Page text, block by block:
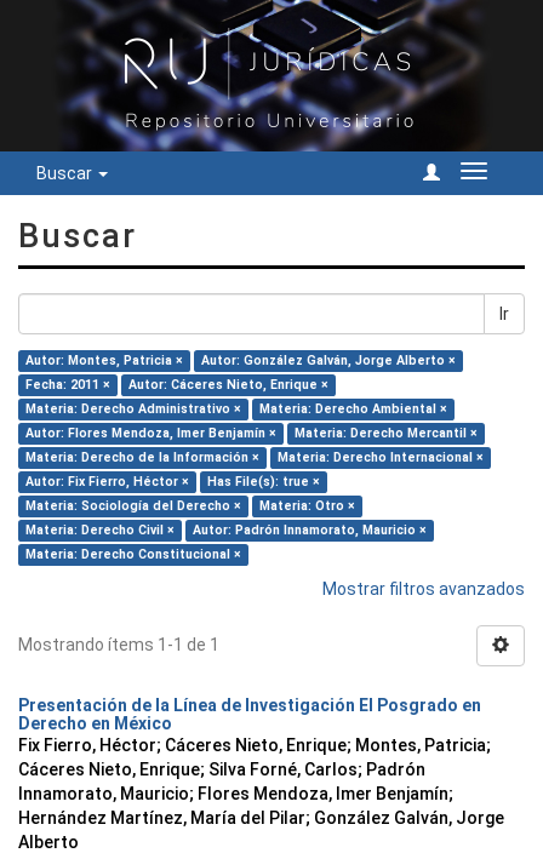
Buscar
Cambiar
Buscar
Ir
Autor: Montes, Patricia ×
Autor: González Galván, Jorge Alberto ×
Fecha: 2011 ×
Autor: Cáceres Nieto, Enrique ×
Materia: Derecho Administrativo ×
Materia: Derecho Ambiental ×
Autor: Flores Mendoza, Imer Benjamín ×
Materia: Derecho Mercantil ×
Materia: Derecho de la Información ×
Materia: Derecho Internacional ×
Autor: Fix Fierro, Héctor ×
Has File(s): true ×
Materia: Sociología del Derecho ×
Materia: Otro ×
Materia: Derecho Civil ×
Autor: Padrón Innamorato, Mauricio ×
Materia: Derecho Constitucional ×
Mostrar filtros avanzados
Mostrando ítems 1-1 de 1
Presentación de la Línea de Investigación El Posgrado en
Derecho en México
Fix Fierro, Héctor; Cáceres Nieto, Enrique; Montes, Patricia;
Cáceres Nieto, Enrique; Silva Forné, Carlos; Padrón
Innamorato, Mauricio; Flores Mendoza, Imer Benjamín;
Hernández Martínez, María del Pilar; González Galván, Jorge
Alberto